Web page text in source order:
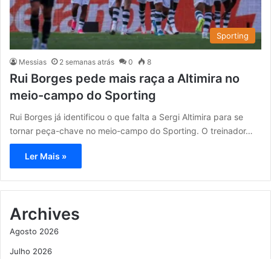
Sporting
Messias 2 semanas atrás 0 8
Rui Borges pede mais raça a Altimira no
meio-campo do Sporting
Rui Borges já identificou o que falta a Sergi Altimira para se
tornar peça-chave no meio-campo do Sporting. O treinador…
Ler Mais »
Archives
Agosto 2026
Julho 2026